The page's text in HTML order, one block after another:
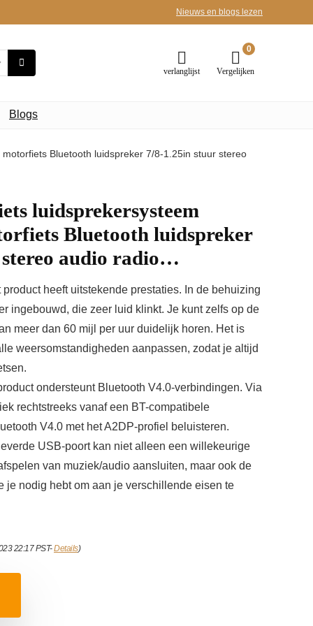
Nieuws en blogs lezen
verlanglijst
0
Vergelijken
Blogs
Bluetooth luidspreker 7/8-1.25in stuur stereo
luidsprekersysteem
Bluetooth luidspreker
audio radio…
heeft uitstekende prestaties. In de behuizing
ingebouwd, die zeer luid klinkt. Je kunt zelfs op de
meer dan 60 mijl per uur duidelijk horen. Het is
weersomstandigheden aanpassen, zodat je altijd
ondersteunt Bluetooth V4.0-verbindingen. Via
rechtstreeks vanaf een BT-compatibele
V4.0 met het A2DP-profiel beluisteren.
USB-poort kan niet alleen een willekeurige
van muziek/audio aansluiten, maar ook de
je nodig hebt om aan je verschillende eisen te
22:17 PST-Details)